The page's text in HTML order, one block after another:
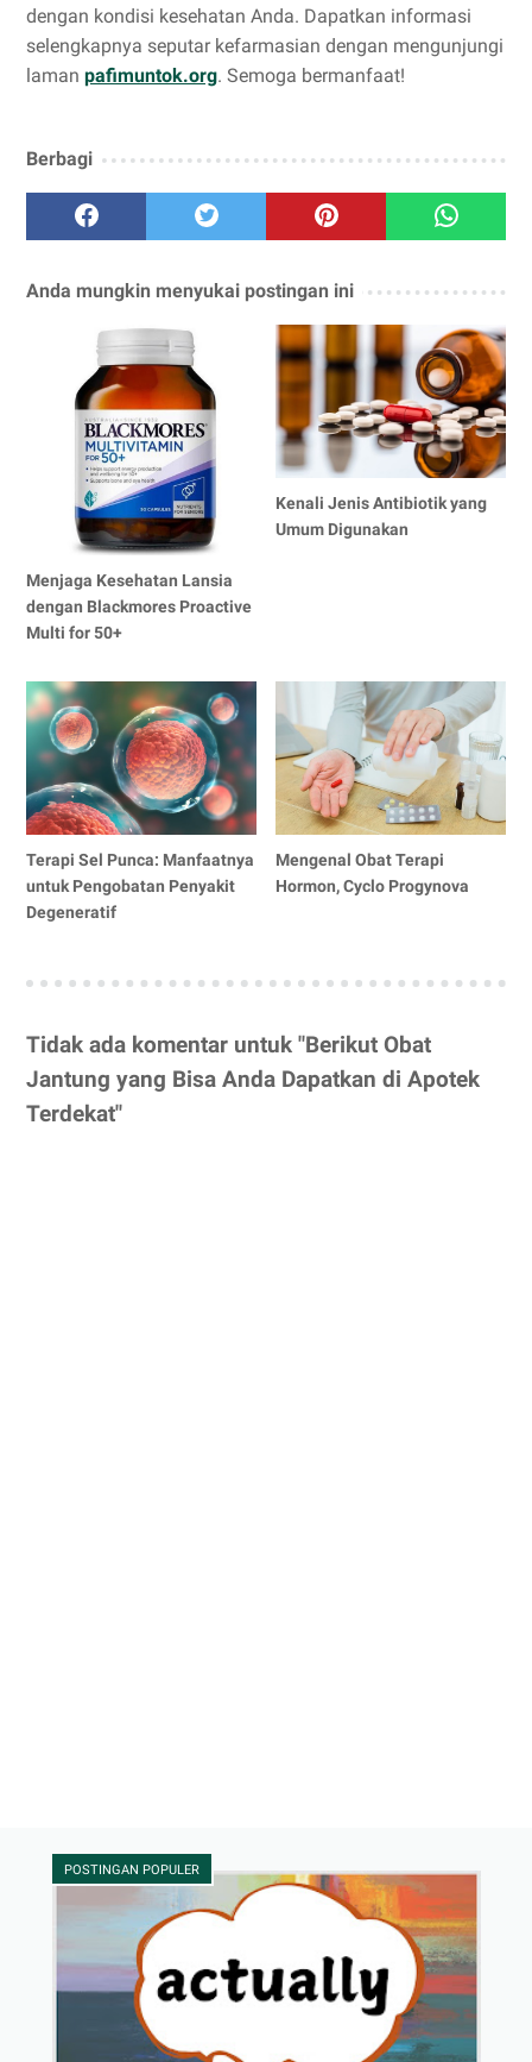
dengan kondisi kesehatan Anda. Dapatkan informasi
selengkapnya seputar kefarmasian dengan mengunjungi
laman pafimuntok.org. Semoga bermanfaat!
Berbagi
Anda mungkin menyukai postingan ini
Menjaga Kesehatan Lansia
dengan Blackmores Proactive
Multi for 50+
Kenali Jenis Antibiotik yang
Umum Digunakan
Terapi Sel Punca: Manfaatnya
untuk Pengobatan Penyakit
Degeneratif
Mengenal Obat Terapi
Hormon, Cyclo Progynova
Tidak ada komentar untuk "Berikut Obat
Jantung yang Bisa Anda Dapatkan di Apotek
Terdekat"
POSTINGAN POPULER